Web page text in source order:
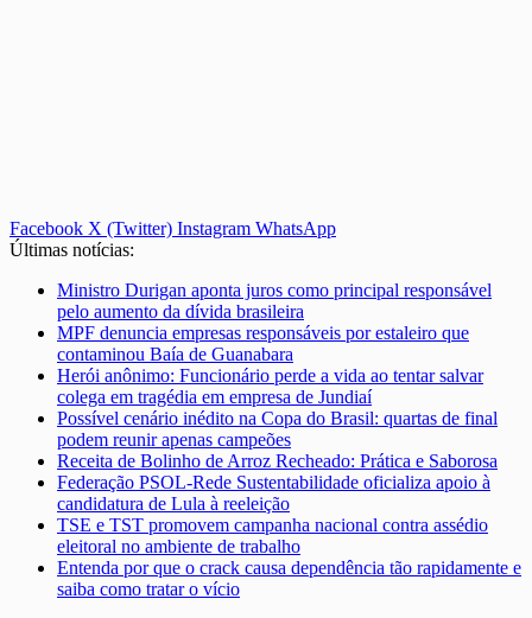
Facebook X (Twitter) Instagram WhatsApp
Últimas notícias:
Ministro Durigan aponta juros como principal responsável
pelo aumento da dívida brasileira
MPF denuncia empresas responsáveis por estaleiro que
contaminou Baía de Guanabara
Herói anônimo: Funcionário perde a vida ao tentar salvar
colega em tragédia em empresa de Jundiaí
Possível cenário inédito na Copa do Brasil: quartas de final
podem reunir apenas campeões
Receita de Bolinho de Arroz Recheado: Prática e Saborosa
Federação PSOL-Rede Sustentabilidade oficializa apoio à
candidatura de Lula à reeleição
TSE e TST promovem campanha nacional contra assédio
eleitoral no ambiente de trabalho
Entenda por que o crack causa dependência tão rapidamente e
saiba como tratar o vício